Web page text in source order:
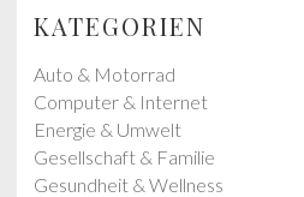
o
s
p
o
s
t
:
KATEGORIEN
Auto & Motorrad
Computer & Internet
Energie & Umwelt
Gesellschaft & Familie
Gesundheit & Wellness